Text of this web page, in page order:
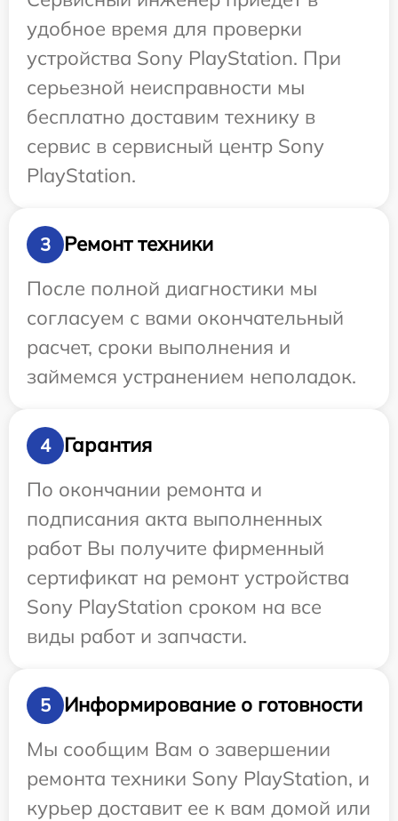
удобное время для проверки
устройства Sony PlayStation. При
серьезной неисправности мы
бесплатно доставим технику в
сервис в сервисный центр Sony
PlayStation.
3
Ремонт техники
После полной диагностики мы
согласуем с вами окончательный
расчет, сроки выполнения и
займемся устранением неполадок.
4
Гарантия
По окончании ремонта и
подписания акта выполненных
работ Вы получите фирменный
сертификат на ремонт устройства
Sony PlayStation сроком на все
виды работ и запчасти.
5
Информирование о готовности
Мы сообщим Вам о завершении
ремонта техники Sony PlayStation, и
курьер доставит ее к вам домой или